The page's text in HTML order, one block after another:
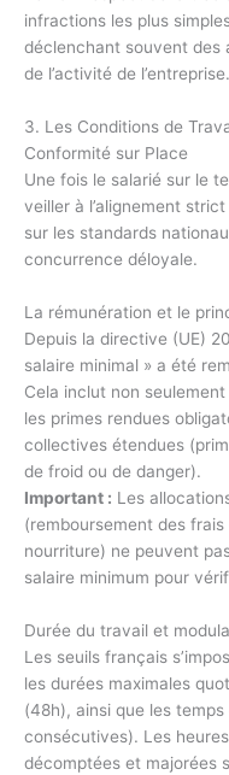
infractions les plus
déclenchant souvent des
de l’activité de l’entreprise.
3. Les Conditions de
Conformité sur Place
Une fois le salarié sur le
veiller à l’alignement
sur les standards
concurrence déloyale.
La rémunération et le
Depuis la directive (UE)
salaire minimal » a été
Cela inclut non
les primes rendues
collectives étendues
de froid ou de danger).
Important : Les
(remboursement des
nourriture) ne peuvent
salaire minimum pour
Durée du travail et
Les seuils français
les durées maximales
(48h), ainsi que les temps
consécutives). Les
décomptées et majorées